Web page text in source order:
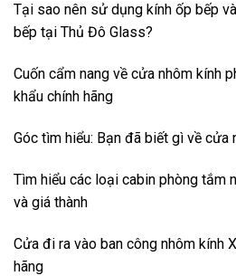
Tại sao nên sử dụng kính ốp bếp
bếp tại Thủ Đô Glass?
Cuốn cẩm nang về cửa nhôm kính
khẩu chính hãng
Góc tìm hiểu: Bạn đã biết gì về cửa
Tìm hiểu các loại cabin phòng tắm
và giá thành
Cửa đi ra vào ban công nhôm kính
hãng